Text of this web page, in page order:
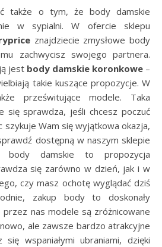
także o tym, że body damskie
w sypialni. W ofercie sklepu
znajdziecie zmysłowe body
zachwycisz swojego partnera.
jest body damskie koronkowe –
takie kuszące propozycje. W
prześwitujące modele. Taka
się sprawdza, jeśli chcesz poczuć
szykuje Wam się wyjątkowa okazja,
dostępną w naszym sklepie
body damskie to propozycja
się zarówno w dzień, jak i w
czy masz ochotę wyglądać dziś
zakup body to doskonały
przez nas modele są zróżnicowane
ale zawsze bardzo atrakcyjne
wspaniałymi ubraniami, dzięki